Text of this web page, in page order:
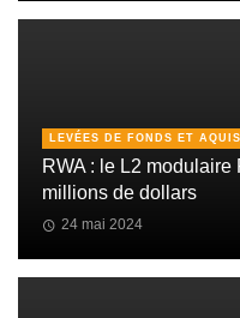
LEVÉES DE FONDS ET
RWA : le L2
millions de dollars
24 mai 2024